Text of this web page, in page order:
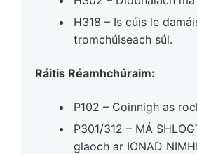
H318 – Is cúis le
tromchúiseach súl.
Ráitis Réamhchúraim:
P102 – Coinnigh as
P301/312 – MÁ
glaoch ar IONAD